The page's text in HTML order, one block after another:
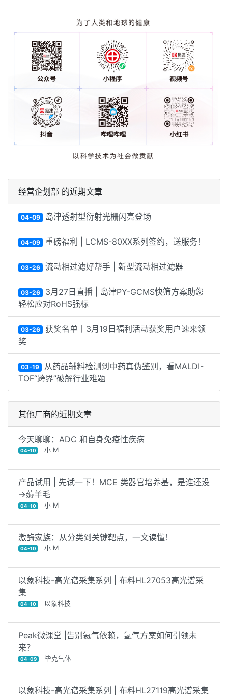
经营企划部 的近期文章
04-09 岛津透射型衍射光栅闪亮登场
04-09 重磅福利 | LCMS-80XX系列签约，送服务！
03-26 流动相过滤好帮手 | 新型流动相过滤器
03-26 3月27日直播 | 岛津PY-GCMS快筛方案助您
轻松应对RoHS强标
03-26 获奖名单丨3月19日福利活动获奖用户速来领
奖
03-19 从药品辅料检测到中药真伪鉴别，看MALDI-
TOF“跨界”破解行业难题
其他厂商的近期文章
今天聊聊：ADC 和自身免疫性疾病
04-10 小 M
产品试用 | 先试一下！MCE 类器官培养基，是谁还没
→薅羊毛
04-10 小 M
激酶家族：从分类到关键靶点，一文读懂！
04-10 小 M
以象科技-高光谱采集系列 | 布料HL27053高光谱采
集
04-10 以象科技
Peak微课堂 |告别氦气依赖，氢气方案如何引领未
来？
04-09 毕克气体
以象科技-高光谱采集系列 | 布料HL27119高光谱采集